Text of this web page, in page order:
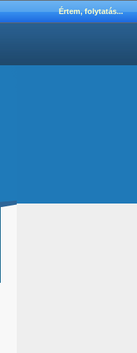
Értem, folytatás...